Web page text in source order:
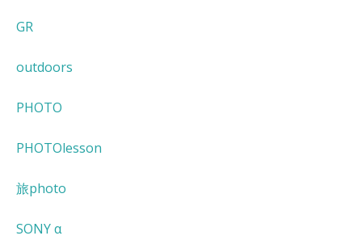
GR
outdoors
PHOTO
PHOTOlesson
旅photo
SONY α